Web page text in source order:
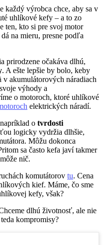
každý výrobca chce, aby sa v
uhlíkové kefy – a to zo
ten, kto si pre svoj motor
na mieru, presne podľa
prirodzene očakáva dlhú,
. A ešte lepšie by bolo, keby
v akumulátorových náradiach
výhody a
o motoroch, ktoré uhlíkové
elektrických náradí.
o tvrdosti
logicky vydržia dlhšie,
Môžu dokonca
sa často kefa javí takmer
nič.
komutátorov tu. Cena
kief. Máme, čo sme
kefy, však?
dlhú životnosť, ale nie
kompromisy?